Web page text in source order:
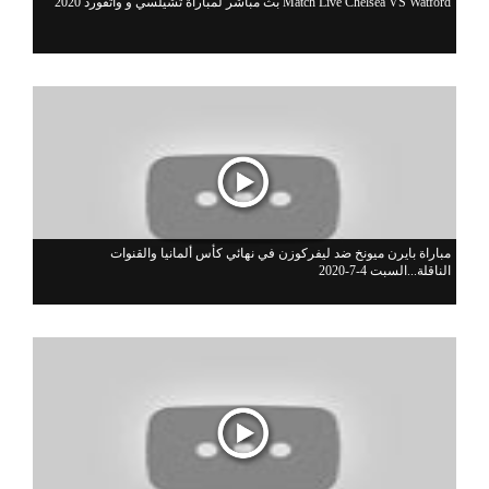
مباراة بايرن ميونخ ضد ليفركوزن في نهائي كأس ألمانيا والقنوات
الناقلة...السبت 4-7-2020